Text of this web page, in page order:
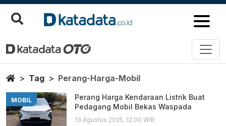
Perang Harga Mobil
Berita Terbaru
HomeTag Perang-Harga-Mobil
MOBIL
Perang Harga Kendaraan Listrik Buat
Pedagang Mobil Bekas Waspada
13 Agustus 2025, 12:00 WIB